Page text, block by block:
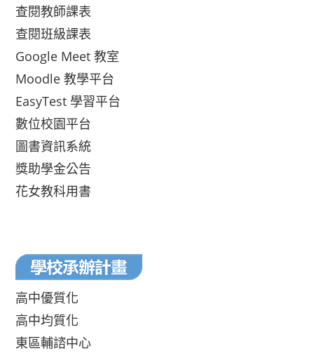
查閱教師課表
查閱班級課表
Google Meet 教室
Moodle 教學平台
EasyTest 學習平台
數位校園平台
圖書資訊系統
獎助學金公告
花女教科用書
高中優質化
高中均質化
東區輔諮中心